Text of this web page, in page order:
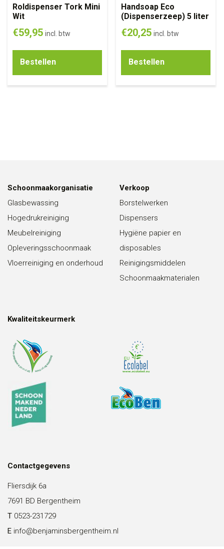
Roldispenser Tork Mini
Wit
€59,95 incl. btw
Bestellen
Handsoap Eco
(Dispenserzeep) 5 liter
€20,25 incl. btw
Bestellen
Schoonmaakorganisatie
Glasbewassing
Hogedrukreiniging
Meubelreiniging
Opleveringsschoonmaak
Vloerreiniging en onderhoud
Verkoop
Borstelwerken
Dispensers
Hygiëne papier en
disposables
Reinigingsmiddelen
Schoonmaakmaterialen
Kwaliteitskeurmerk
Contactgegevens
Fliersdijk 6a
7691 BD Bergentheim
T 0523-231729
E info@benjaminsbergentheim.nl